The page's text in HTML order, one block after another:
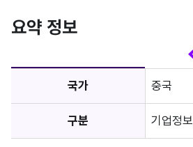
요약 정보
국가 중국
구분 기업정보